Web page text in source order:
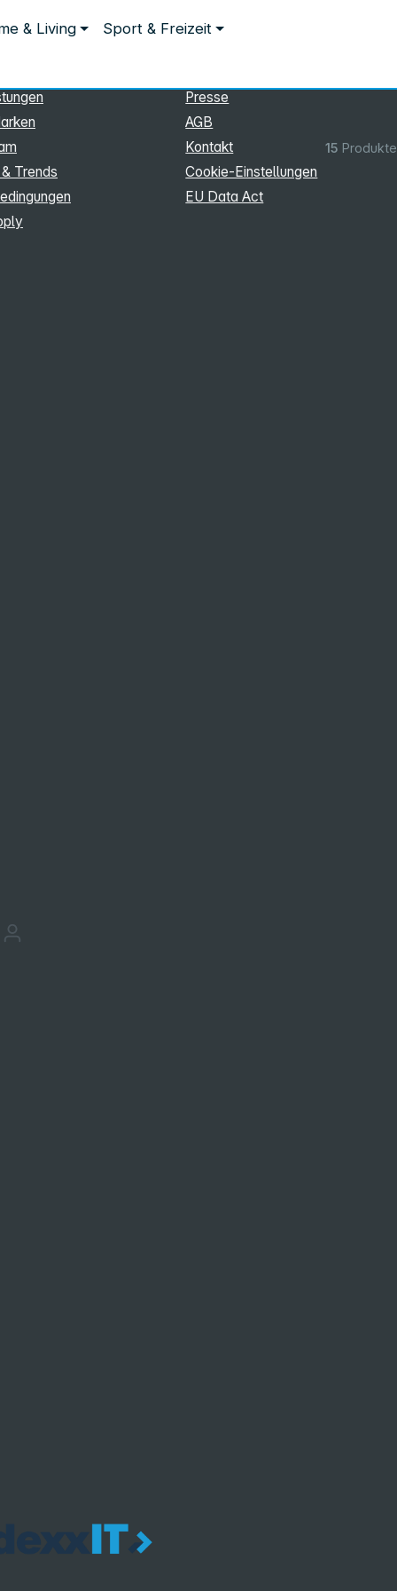
& Living Sport & Freizeit
15 Produkte
Trends
Presse
AGB
Kontakt
Cookie‑Einstellungen
EU Data Act